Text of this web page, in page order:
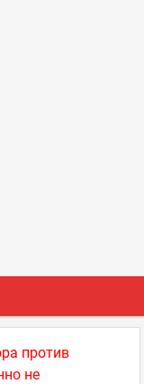
против
не